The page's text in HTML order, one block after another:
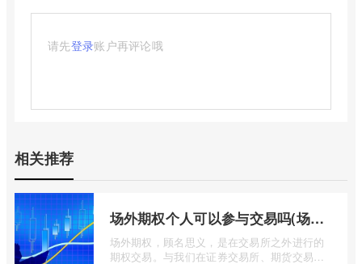
请先登录账户再评论哦
相关推荐
场外期权个人可以参与交易吗(场外个股期权怎样交易)
场外期权，顾名思义，是在交易所之外进行的
期权交易。与我们在证券交易所、期货交易所